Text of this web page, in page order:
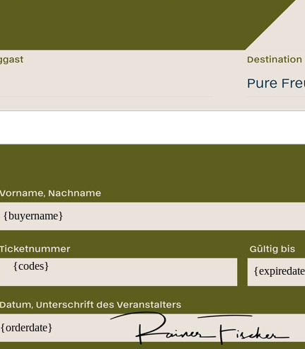
{codes}
{buyername}
{orderdate}